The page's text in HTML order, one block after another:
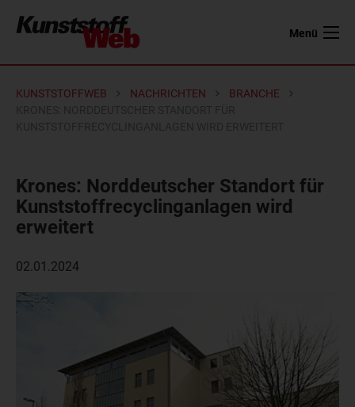
Menü
KUNSTSTOFFWEB NACHRICHTEN
BRANCHE
Krones: Norddeutscher Standort für
Kunststoffrecyclinganlagen wird
erweitert
02.01.2024